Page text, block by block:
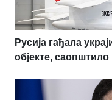
Русија гађала
објекте,